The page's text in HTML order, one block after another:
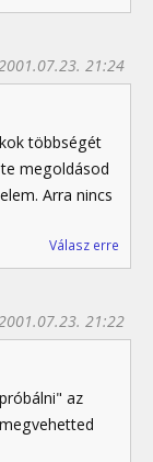
21:24
többségét
megoldásod
Arra nincs
Válasz erre
21:22
az